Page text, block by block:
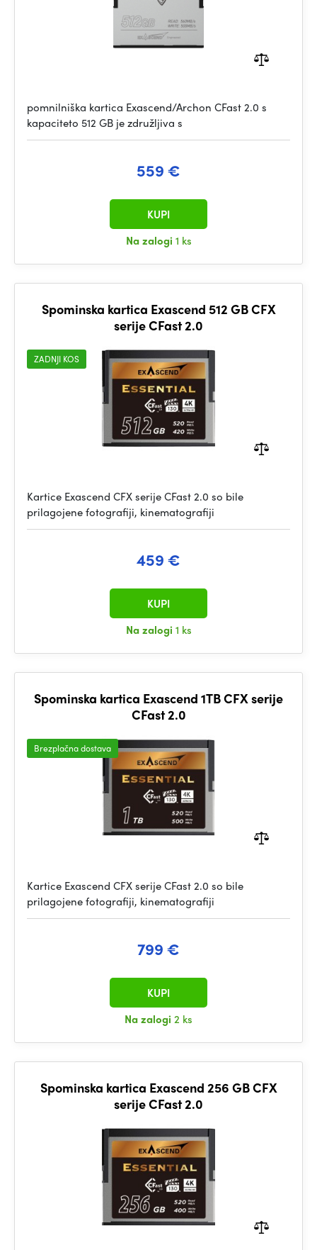
pomnilniška kartica Exascend/Archon CFast 2.0 s
kapaciteto 512 GB je združljiva s
559 €
Na zalogi 1 ks
KUPI
Spominska kartica Exascend 512 GB CFX
serije CFast 2.0
ZADNJI KOS
Kartice Exascend CFX serije CFast 2.0 so bile
prilagojene fotografiji, kinematografiji
459 €
Na zalogi 1 ks
KUPI
Spominska kartica Exascend 1TB CFX serije
CFast 2.0
Brezplačna dostava
Kartice Exascend CFX serije CFast 2.0 so bile
prilagojene fotografiji, kinematografiji
799 €
Na zalogi 2 ks
KUPI
Spominska kartica Exascend 256 GB CFX
serije CFast 2.0